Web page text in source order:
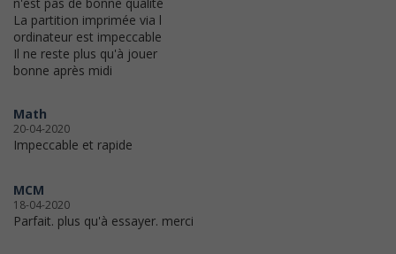
La partition imprimée via l
ordinateur est impeccable
Il ne reste plus qu'à jouer
bonne après midi
Math
20-04-2020
Impeccable et rapide
MCM
18-04-2020
Parfait. plus qu'à essayer. merci